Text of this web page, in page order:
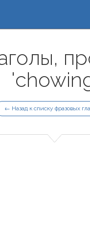
← Назад к списку фразовых